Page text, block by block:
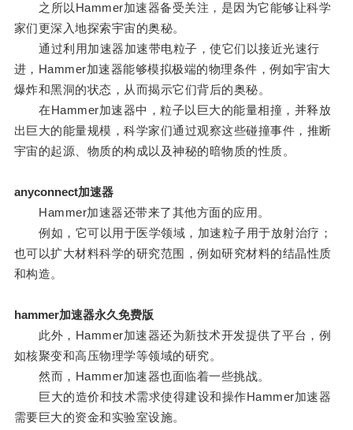
之所以Hammer加速器备受关注，是因为它能够让科学
家们更深入地探索宇宙的奥秘。
通过利用加速器加速带电粒子，使它们以接近光速行
进，Hammer加速器能够模拟极端的物理条件，例如宇宙大
爆炸和黑洞的状态，从而揭示它们背后的奥秘。
在Hammer加速器中，粒子以巨大的能量相撞，并释放
出巨大的能量规模，科学家们通过观察这些碰撞事件，推断
宇宙的起源、物质的构成以及神秘的暗物质的性质。
anyconnect加速器
Hammer加速器还带来了其他方面的应用。
例如，它可以用于医学领域，加速粒子用于放射治疗；
也可以扩大材料科学的研究范围，例如研究材料的结晶性质
和构造。
hammer加速器永久免费版
此外，Hammer加速器还为新技术开发提供了平台，例
如核聚变和高压物理学等领域的研究。
然而，Hammer加速器也面临着一些挑战。
巨大的造价和技术需求使得建设和操作Hammer加速器
需要巨大的资金和实验室设施。